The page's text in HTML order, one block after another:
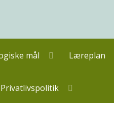
mål Læreplan
Privatlivspolitik